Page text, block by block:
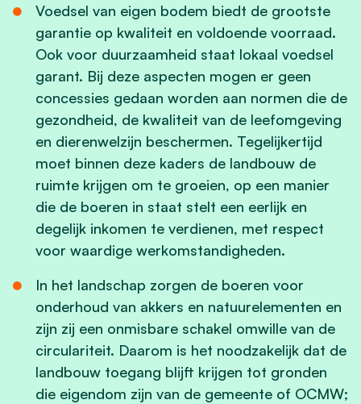
Voedsel van eigen bodem biedt de grootste
garantie op kwaliteit en voldoende voorraad.
Ook voor duurzaamheid staat lokaal voedsel
garant. Bij deze aspecten mogen er geen
concessies gedaan worden aan normen die de
gezondheid, de kwaliteit van de leefomgeving
en dierenwelzijn beschermen. Tegelijkertijd
moet binnen deze kaders de landbouw de
ruimte krijgen om te groeien, op een manier
die de boeren in staat stelt een eerlijk en
degelijk inkomen te verdienen, met respect
voor waardige werkomstandigheden.
In het landschap zorgen de boeren voor
onderhoud van akkers en natuurelementen en
zijn zij een onmisbare schakel omwille van de
circulariteit. Daarom is het noodzakelijk dat de
landbouw toegang blijft krijgen tot gronden
die eigendom zijn van de gemeente of OCMW;